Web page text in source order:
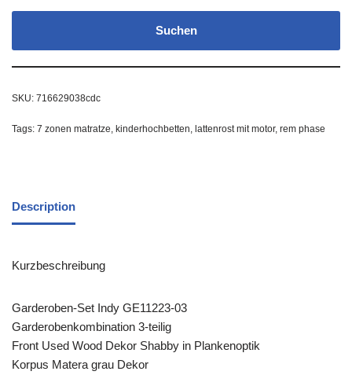
Suchen
SKU: 716629038cdc
Tags: 7 zonen matratze, kinderhochbetten, lattenrost mit motor, rem phase
Description
Kurzbeschreibung
Garderoben-Set Indy GE11223-03
Garderobenkombination 3-teilig
Front Used Wood Dekor Shabby in Plankenoptik
Korpus Matera grau Dekor